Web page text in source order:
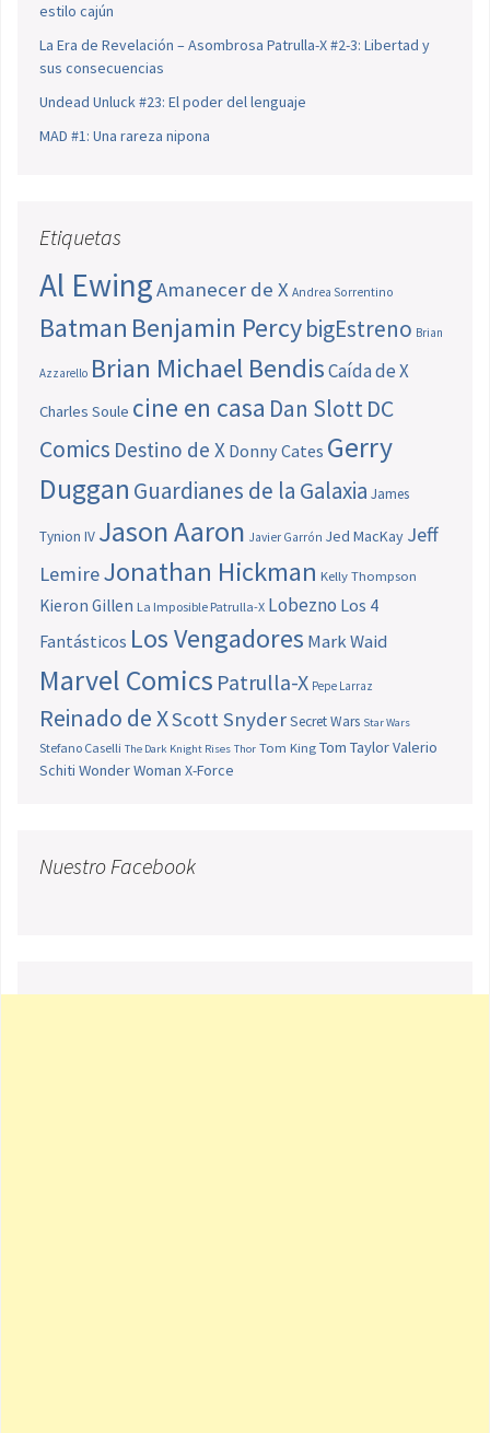
estilo cajún
La Era de Revelación – Asombrosa Patrulla-X #2-3: Libertad y
sus consecuencias
Undead Unluck #23: El poder del lenguaje
MAD #1: Una rareza nipona
Etiquetas
Al EwingAmanecer de X Andrea Sorrentino
Batman Benjamin PercybigEstreno Brian
Azzarello Brian Michael BendisCaída de X
Charles Soule cine en casa Dan SlottDC
Comics Destino de X Donny Cates Gerry
Duggan Guardianes de la Galaxia James
Tynion IV Jason Aaron Javier Garrón Jed MacKay Jeff
LemireJonathan Hickman Kelly Thompson
Kieron Gillen La Imposible Patrulla-X Lobezno Los 4
Fantásticos Los Vengadores Mark Waid
Marvel Comics Patrulla-X Pepe Larraz
Reinado de XScott SnyderSecret Wars Star Wars
Stefano Caselli The Dark Knight Rises Thor Tom King Tom TaylorValerio
Schiti Wonder Woman X-Force
Nuestro Facebook